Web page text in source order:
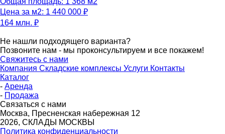
Цена за м2: 1 440 000 ₽
164 млн. ₽
Не нашли подходящего варианта?
Позвоните нам - мы проконсультируем и все покажем!
Свяжитесь с нами
Компания Складские комплексы Услуги Контакты
Каталог
- Аренда
- Продажа
Связаться с нами
Москва, Пресненская набережная 12
2026, СКЛАДЫ МОСКВЫ
Политика конфиденциальности